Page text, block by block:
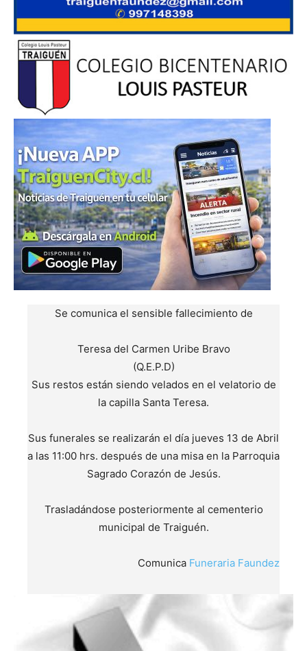
Se comunica el sensible fallecimiento de
Teresa del Carmen Uribe Bravo
(Q.E.P.D)
Sus restos están siendo velados en el velatorio de
la capilla Santa Teresa.
Sus funerales se realizarán el día jueves 13 de Abril
a las 11:00 hrs. después de una misa en la Parroquia
Sagrado Corazón de Jesús.
Trasladándose posteriormente al cementerio
municipal de Traiguén.
Comunica Funeraria Faundez